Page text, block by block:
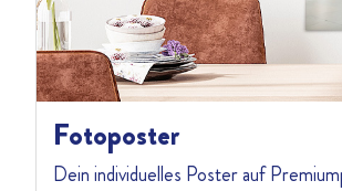
Fotoposter
Dein individuelles Poster auf